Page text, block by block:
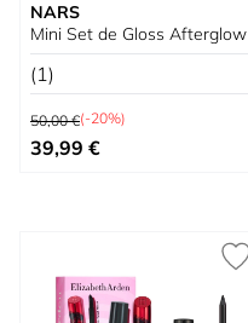
NARS
Mini Set de Gloss Afterglow
(1)
Prix normal
50,00 €(-20%)
Prix spécial
39,99 €